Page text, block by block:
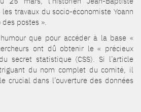
travaux du socio-économiste Yoann
postes ».
humour que pour accéder à la base «
ont dû obtenir le « précieux
secret statistique (CSS). Si l’article
du nom complet du comité, il
crucial dans l’ouverture des données